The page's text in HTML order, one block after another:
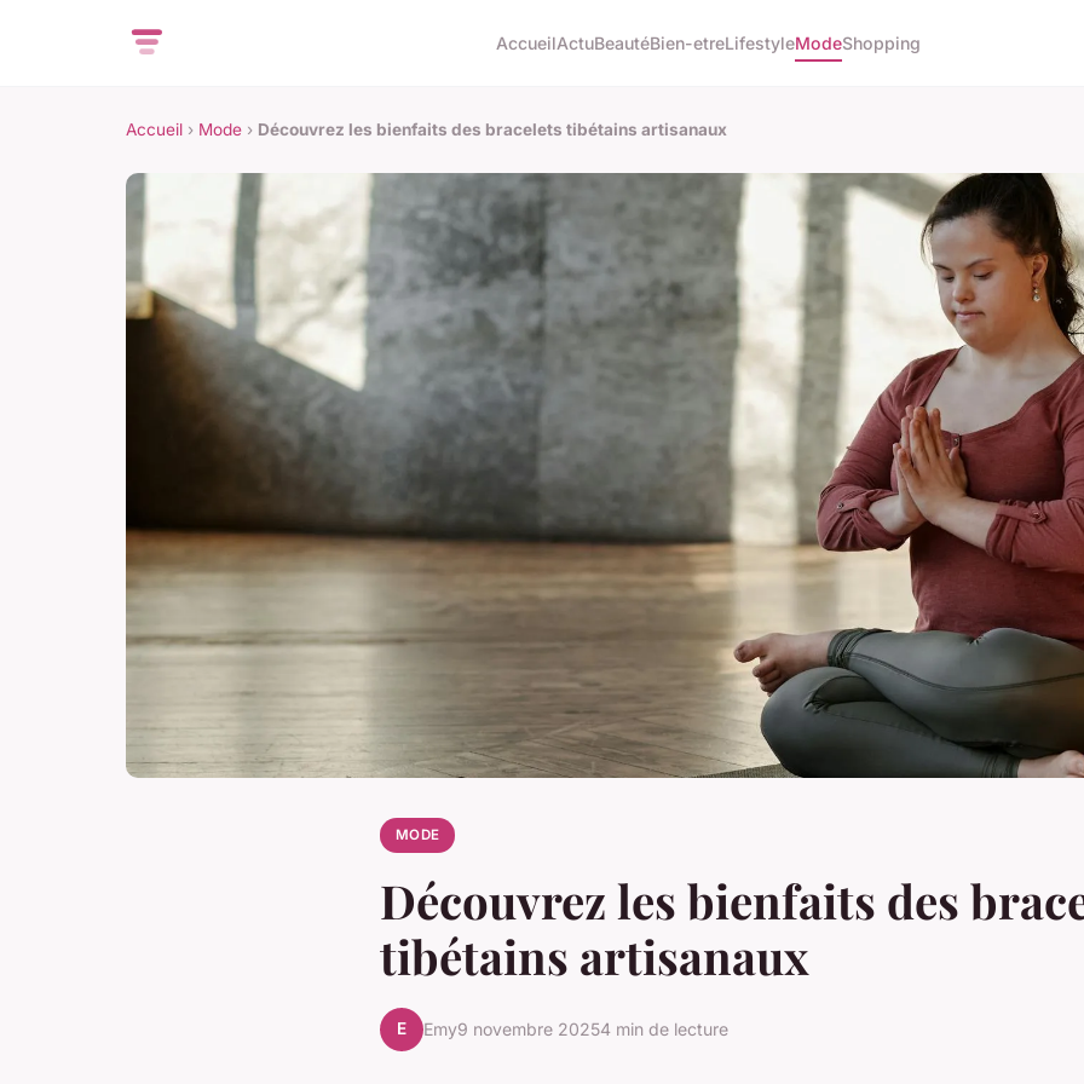
AccueilActuBeautéBien-etreLifestyleModeShopping
Accueil › Mode › Découvrez les bienfaits des bracelets tibétains artisanaux
MODE
Découvrez les bienfaits des
tibétains artisanaux
E Emy9 novembre 20254 min de lecture